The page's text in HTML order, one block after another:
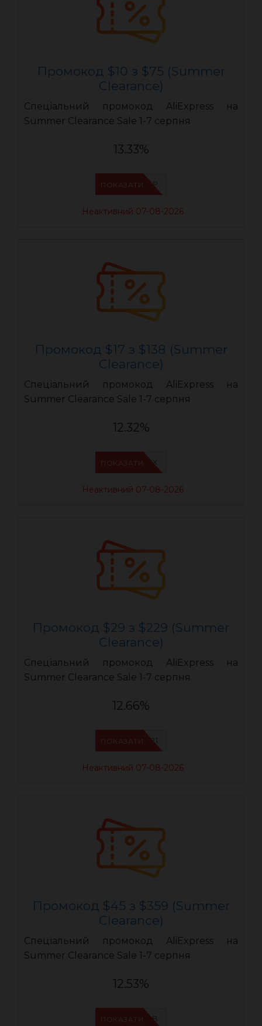
Промокод $10 з $75 (Summer
Clearance)
Спеціальний промокод AliExpress на
Summer Clearance Sale 1-7 серпня
13.33%
IFP8NASP
ПОКАЗАТИ
Неактивний 07-08-2026
Промокод $17 з $138 (Summer
Clearance)
Спеціальний промокод AliExpress на
Summer Clearance Sale 1-7 серпня
12.32%
IFPAURWX
ПОКАЗАТИ
Неактивний 07-08-2026
Промокод $29 з $229 (Summer
Clearance)
Спеціальний промокод AliExpress на
Summer Clearance Sale 1-7 серпня
12.66%
IFPYLM21
ПОКАЗАТИ
Неактивний 07-08-2026
Промокод $45 з $359 (Summer
Clearance)
Спеціальний промокод AliExpress на
Summer Clearance Sale 1-7 серпня
12.53%
IFPIMPAB
ПОКАЗАТИ